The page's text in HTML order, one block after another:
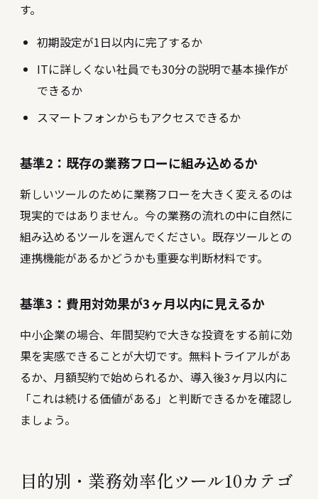
す。
初期設定が1日以内に完了するか
ITに詳しくない社員でも30分の説明で基本操作が
できるか
スマートフォンからもアクセスできるか
基準2：既存の業務フローに組み込めるか
新しいツールのために業務フローを大きく変えるのは
現実的ではありません。今の業務の流れの中に自然に
組み込めるツールを選んでください。既存ツールとの
連携機能があるかどうかも重要な判断材料です。
基準3：費用対効果が3ヶ月以内に見えるか
中小企業の場合、年間契約で大きな投資をする前に効
果を実感できることが大切です。無料トライアルがあ
るか、月額契約で始められるか、導入後3ヶ月以内に
「これは続ける価値がある」と判断できるかを確認し
ましょう。
目的別・業務効率化ツール10カテゴ